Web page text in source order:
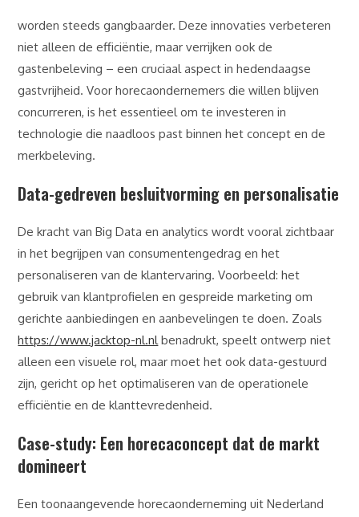
worden steeds gangbaarder. Deze innovaties verbeteren
niet alleen de efficiëntie, maar verrijken ook de
gastenbeleving – een cruciaal aspect in hedendaagse
gastvrijheid. Voor horecaondernemers die willen blijven
concurreren, is het essentieel om te investeren in
technologie die naadloos past binnen het concept en de
merkbeleving.
Data-gedreven besluitvorming en personalisatie
De kracht van Big Data en analytics wordt vooral zichtbaar
in het begrijpen van consumentengedrag en het
personaliseren van de klantervaring. Voorbeeld: het
gebruik van klantprofielen en gespreide marketing om
gerichte aanbiedingen en aanbevelingen te doen. Zoals
https://www.jacktop-nl.nlbenadrukt, speelt ontwerp niet
alleen een visuele rol, maar moet het ook data-gestuurd
zijn, gericht op het optimaliseren van de operationele
efficiëntie en de klanttevredenheid.
Case-study: Een horecaconcept dat de markt
domineert
Een toonaangevende horecaonderneming uit Nederland